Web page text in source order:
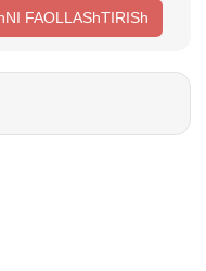
FAOLLAShTIRISh